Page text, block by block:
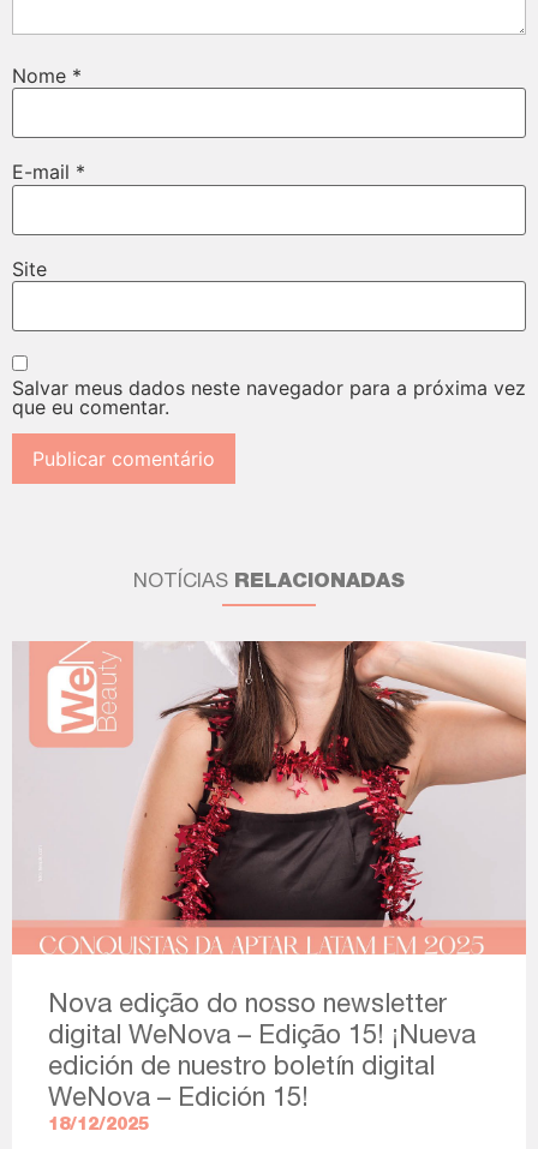
Nome *
E-mail *
Site
Salvar meus dados neste navegador para a próxima vez
que eu comentar.
NOTÍCIAS RELACIONADAS
Nova edição do nosso newsletter
digital WeNova – Edição 15! ¡Nueva
edición de nuestro boletín digital
WeNova – Edición 15!
18/12/2025